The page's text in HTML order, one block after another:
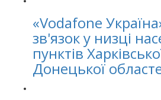
«Vodafone
зв'язок у низці
пунктів
Донецької